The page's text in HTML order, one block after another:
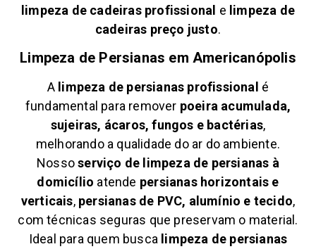
limpeza de cadeiras profissional e limpeza de
cadeiras preço justo.
Limpeza de Persianas em Americanópolis
A limpeza de persianas profissional é
fundamental para remover poeira acumulada,
sujeiras, ácaros, fungos e bactérias,
melhorando a qualidade do ar do ambiente.
Nossoserviço de limpeza de persianas à
domicílio atende persianas horizontais e
verticais, persianas de PVC, alumínio e tecido,
com técnicas seguras que preservam o material.
Ideal para quem busca limpeza de persianas